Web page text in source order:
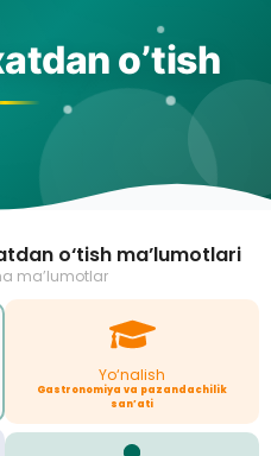
o’tish
o‘tish ma’lumotlari
ma’lumotlar
Yo‘nalish
Gastronomiya va pazandachilik
san’ati